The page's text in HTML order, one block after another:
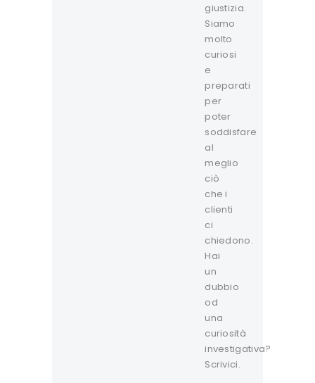
giustizia.
Siamo
molto
curiosi
e
preparati
per
poter
soddisfare
al
meglio
ciò
che i
clienti
ci
chiedono.
Hai
un
dubbio
od
una
curiosità
investigativa?
Scrivici.